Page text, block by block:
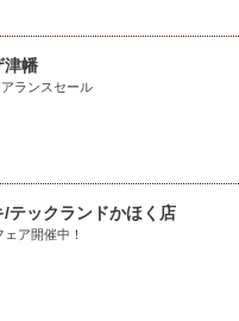
津幡
ランスセール
/テックランドかほく店
ア開催中！